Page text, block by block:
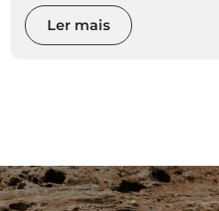
Ler mais